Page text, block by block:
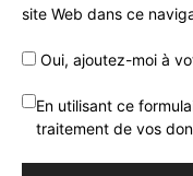
site Web dans ce
Oui, ajoutez-moi à
En utilisant ce
traitement de vos